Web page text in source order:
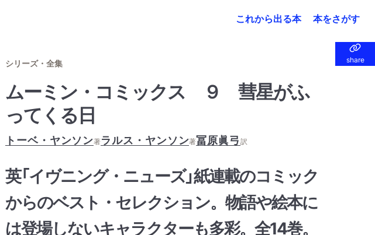
これから出る本 本をさがす
share
share
シリーズ・全集
ムーミン・コミックス ９ 彗星がふ
ってくる日
トーベ・ヤンソン著ラルス・ヤンソン著冨原眞弓訳
英「イヴニング・ニューズ」紙連載のコミック
からのベスト・セレクション。物語や絵本に
は登場しないキャラクターも多彩。全14巻。